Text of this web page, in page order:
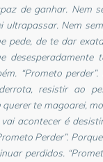
de ganhar. Nem
ultrapassar. Nem
pede, de te dar
desesperadamente
“Prometo
resistir ao
te magoarei,
acontecer é
Perder”.
perdidos.